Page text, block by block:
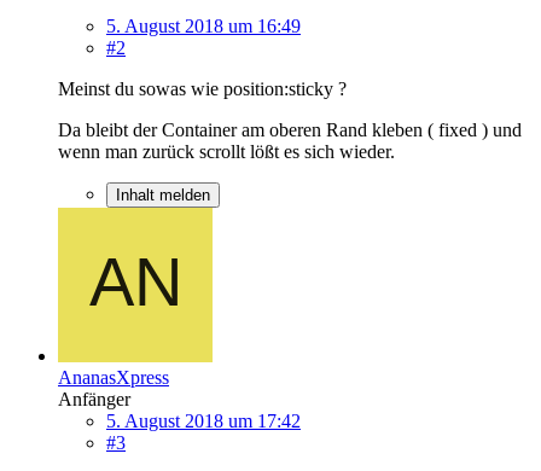
5. August 2018 um 16:49
#2
Meinst du sowas wie position:sticky ?
Da bleibt der Container am oberen Rand kleben ( fixed ) und
wenn man zurück scrollt lößt es sich wieder.
Inhalt melden
AnanasXpress
Anfänger
5. August 2018 um 17:42
#3